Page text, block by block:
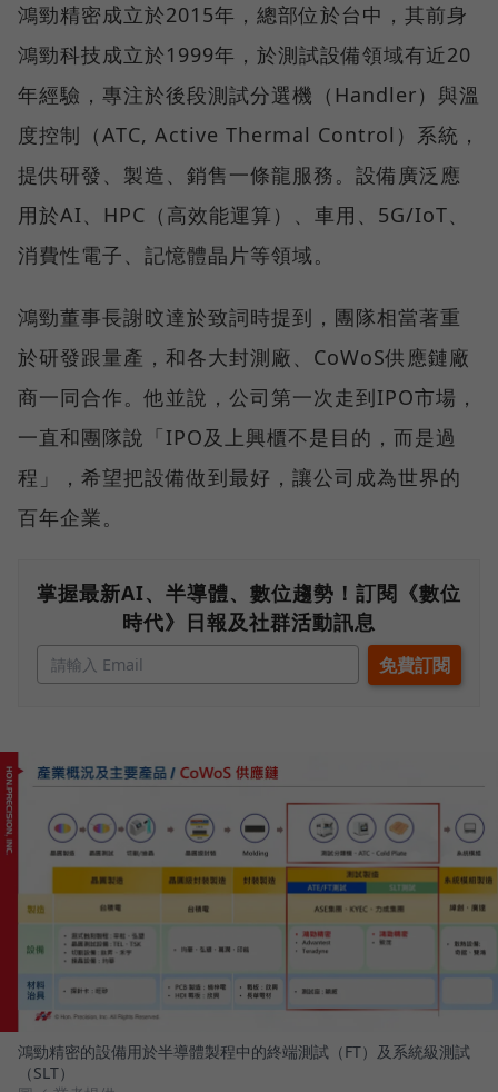
鴻勁精密成立於2015年，總部位於台中，其前身
鴻勁科技成立於1999年，於測試設備領域有近20
年經驗，專注於後段測試分選機（Handler）與溫
度控制（ATC, Active Thermal Control）系統，
提供研發、製造、銷售一條龍服務。設備廣泛應
用於AI、HPC（高效能運算）、車用、5G/IoT、
消費性電子、記憶體晶片等領域。
鴻勁董事長謝旼達於致詞時提到，團隊相當著重
於研發跟量產，和各大封測廠、CoWoS供應鏈廠
商一同合作。他並說，公司第一次走到IPO市場，
一直和團隊說「IPO及上興櫃不是目的，而是過
程」，希望把設備做到最好，讓公司成為世界的
百年企業。
掌握最新AI、半導體、數位趨勢！訂閱《數位
時代》日報及社群活動訊息
鴻勁精密的設備用於半導體製程中的終端測試（FT）及系統級測試
（SLT）